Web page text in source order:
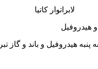
لابراتوار کاتیا
پنبه هیدروفیل و باند و گاز